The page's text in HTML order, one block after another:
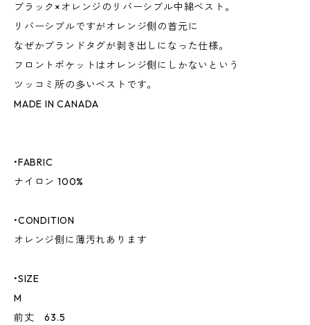
ブラック×オレンジのリバーシブル中綿ベスト。
リバーシブルですがオレンジ側の首元に
なぜかブランドタグが剥き出しになった仕様。
フロントポケットはオレンジ側にしかないという
ツッコミ所の多いベストです。
MADE IN CANADA
•FABRIC
ナイロン 100%
•CONDITION
オレンジ側に薄汚れあります
•SIZE
M
前丈 63.5